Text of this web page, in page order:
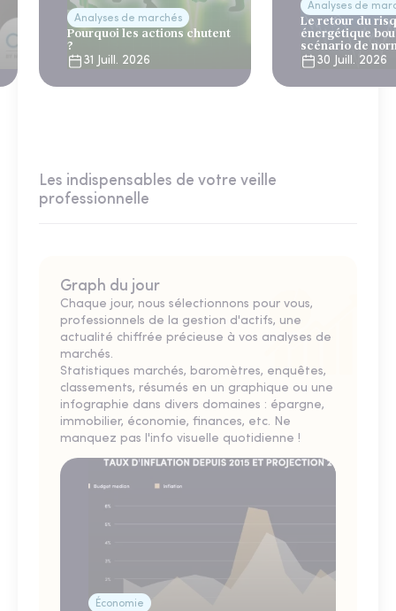
Analyses de marchés
Pourquoi les actions chutent
?
31 Juill. 2026
Analyses de
Le retour du
énergétique
scénario de
30 Juill. 2026
Les indispensables de votre veille
professionnelle
Graph du jour
Chaque jour, nous sélectionnons pour vous,
professionnels de la gestion d'actifs, une
actualité chiffrée précieuse à vos analyses de
marchés.
Statistiques marchés, baromètres, enquêtes,
classements, résumés en un graphique ou une
infographie dans divers domaines : épargne,
immobilier, économie, finances, etc. Ne
manquez pas l'info visuelle quotidienne !
Économie